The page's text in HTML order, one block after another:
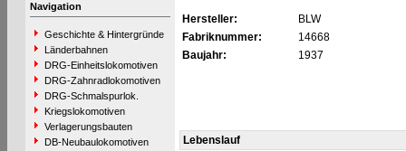
Navigation
Geschichte & Hintergründe
Länderbahnen
DRG-Einheitslokomotiven
DRG-Zahnradlokomotiven
DRG-Schmalspurlok.
Kriegslokomotiven
Verlagerungsbauten
DB-Neubaulokomotiven
Hersteller:
BLW
Fabriknummer:
14668
Baujahr:
1937
Lebenslauf